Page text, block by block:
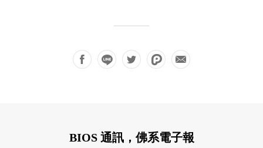
BIOS 通訊，佛系電子報